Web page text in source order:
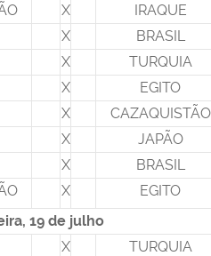
X
IRAQUE
X
BRASIL
X
TURQUIA
X
EGITO
X
CAZAQUISTÃO
X
JAPÃO
X
BRASIL
X
EGITO
19 de julho
X
TURQUIA